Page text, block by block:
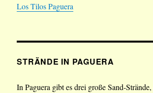
Los Tilos Paguera
STRÄNDE IN PAGUERA
In Paguera gibt es drei große Sand-